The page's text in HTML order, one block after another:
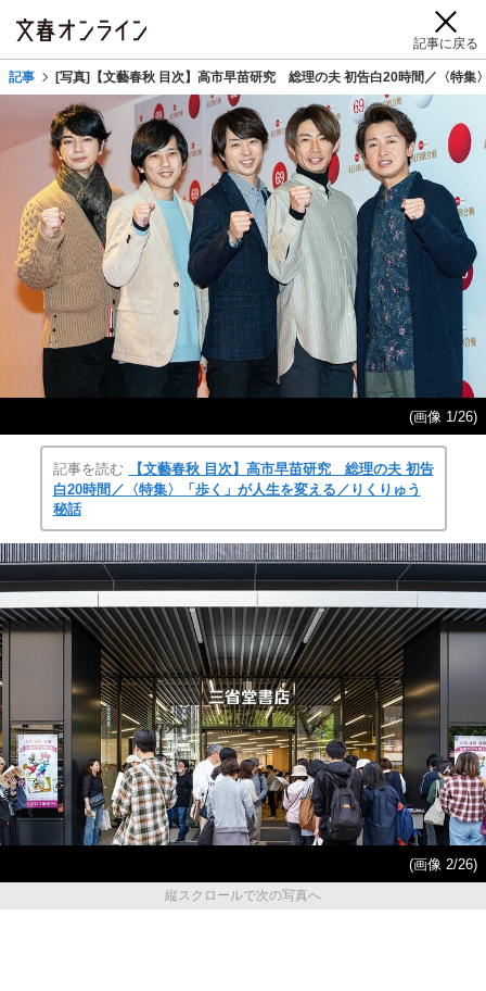
記事に戻る
記事 [写真]【文藝春秋 目次】高市早苗研究 総理の夫 初告白20時間／〈特集
(画像 1/26)
記事を読む
【文藝春秋 目次】高市早苗研究 総理の夫 初告
白20時間／〈特集〉「歩く」が人生を変える／りくりゅう
秘話
(画像 2/26)
縦スクロールで次の写真へ